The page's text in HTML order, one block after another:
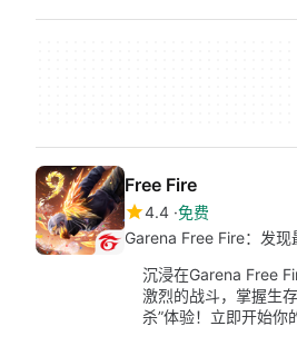
Free Fire
4.4 免费
Garena Free Fire：发现
沉浸在Garena Free
激烈的战斗，掌握生
杀”体验！立即开始你